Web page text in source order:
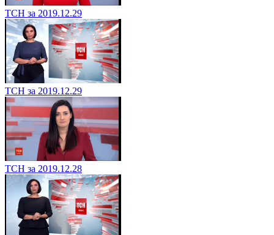
ТСН за 2019.12.29
ТСН за 2019.12.29
ТСН за 2019.12.28